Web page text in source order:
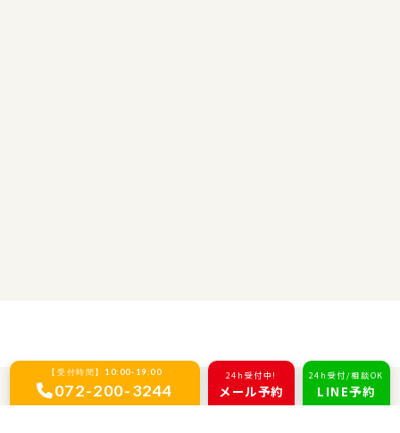
バーベキューレンタル
【受付時間】10:00-19:00
072-200-3244
24h受付中!
メール予約
24h受付/相談OK
LINE予約